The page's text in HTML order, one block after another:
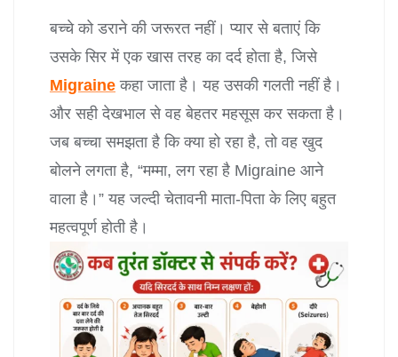
बच्चे को डराने की जरूरत नहीं। प्यार से बताएं कि
उसके सिर में एक खास तरह का दर्द होता है, जिसे
Migraine कहा जाता है। यह उसकी गलती नहीं है।
और सही देखभाल से वह बेहतर महसूस कर सकता है।
जब बच्चा समझता है कि क्या हो रहा है, तो वह खुद
बोलने लगता है, “मम्मा, लग रहा है Migraine आने
वाला है।” यह जल्दी चेतावनी माता-पिता के लिए बहुत
महत्वपूर्ण होती है।